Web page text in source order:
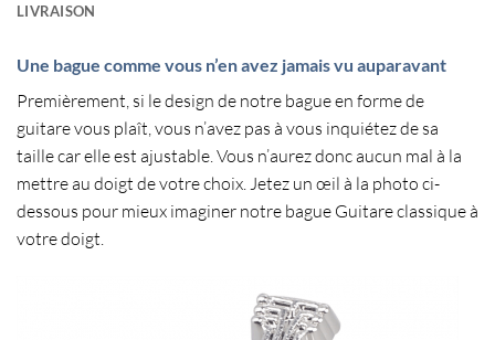
LIVRAISON
Une bague comme vous n’en avez jamais vu auparavant
Premièrement, si le design de notre bague en forme de
guitarevous plaît, vous n’avez pas à vous inquiétez de sa
taillecar elle est ajustable . Vous n’aurez donc aucun mal à la
mettre au doigt de votre choix . Jetez un œil à la photo ci-
dessous pour mieux imaginer notre bague Guitare classique à
votre doigt.